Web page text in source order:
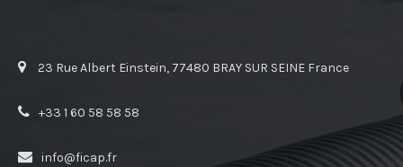
23 Rue Albert Einstein, 77480 BRAY SUR SEINE France
+33 1 60 58 58 58
info@ficap.fr